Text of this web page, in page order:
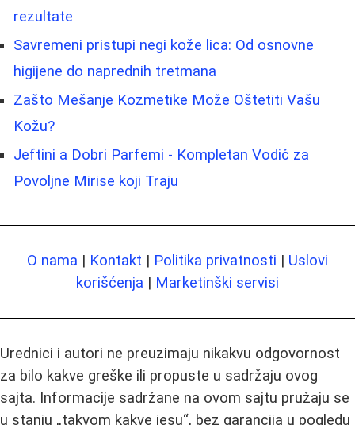
rezultate
Savremeni pristupi negi kože lica: Od osnovne
higijene do naprednih tretmana
Zašto Mešanje Kozmetike Može Oštetiti Vašu
Kožu?
Jeftini a Dobri Parfemi - Kompletan Vodič za
Povoljne Mirise koji Traju
O nama | Kontakt | Politika privatnosti | Uslovi
korišćenja | Marketinški servisi
Urednici i autori ne preuzimaju nikakvu odgovornost
za bilo kakve greške ili propuste u sadržaju ovog
sajta. Informacije sadržane na ovom sajtu pružaju se
u stanju „takvom kakve jesu“, bez garancija u pogledu